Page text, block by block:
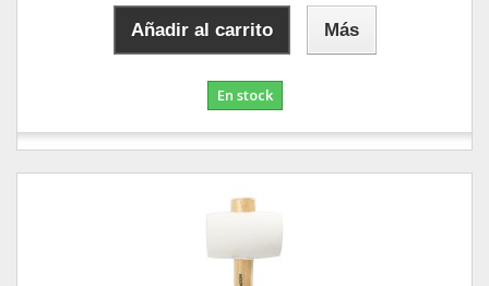
Añadir al carrito Más
En stock